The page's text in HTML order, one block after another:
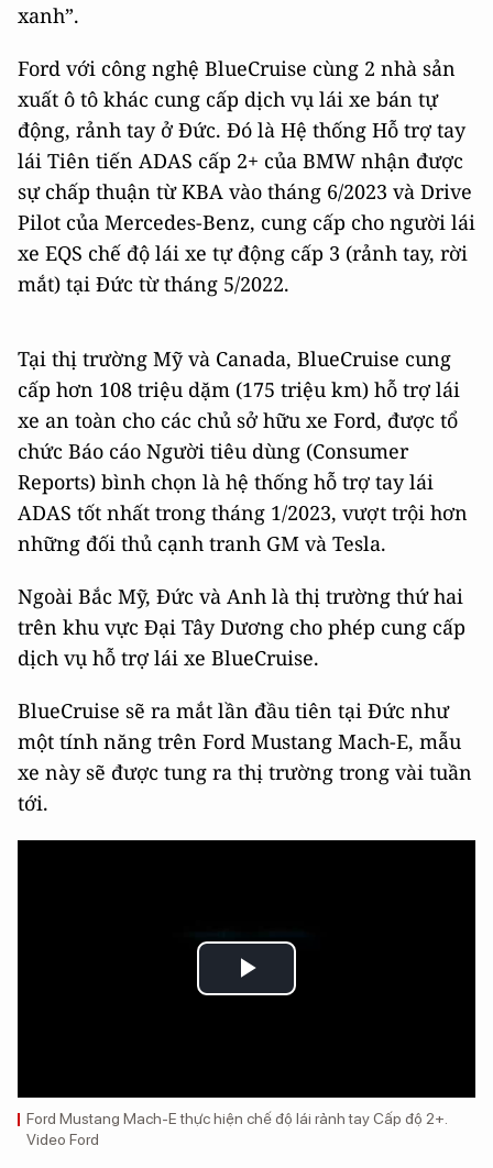
xanh”.
Ford với công nghệ BlueCruise cùng 2 nhà sản
xuất ô tô khác cung cấp dịch vụ lái xe bán tự
động, rảnh tay ở Đức. Đó là Hệ thống Hỗ trợ tay
lái Tiên tiến ADAS cấp 2+ của BMW nhận được
sự chấp thuận từ KBA vào tháng 6/2023 và Drive
Pilot của Mercedes-Benz, cung cấp cho người lái
xe EQS chế độ lái xe tự động cấp 3 (rảnh tay, rời
mắt) tại Đức từ tháng 5/2022.
Tại thị trường Mỹ và Canada, BlueCruise cung
cấp hơn 108 triệu dặm (175 triệu km) hỗ trợ lái
xe an toàn cho các chủ sở hữu xe Ford, được tổ
chức Báo cáo Người tiêu dùng (Consumer
Reports) bình chọn là hệ thống hỗ trợ tay lái
ADAS tốt nhất trong tháng 1/2023, vượt trội hơn
những đối thủ cạnh tranh GM và Tesla.
Ngoài Bắc Mỹ, Đức và Anh là thị trường thứ hai
trên khu vực Đại Tây Dương cho phép cung cấp
dịch vụ hỗ trợ lái xe BlueCruise.
BlueCruise sẽ ra mắt lần đầu tiên tại Đức như
một tính năng trên Ford Mustang Mach-E, mẫu
xe này sẽ được tung ra thị trường trong vài tuần
tới.
Play
Ford Mustang Mach-E thực hiện chế độ lái rảnh tay Cấp độ 2+.
Video Ford